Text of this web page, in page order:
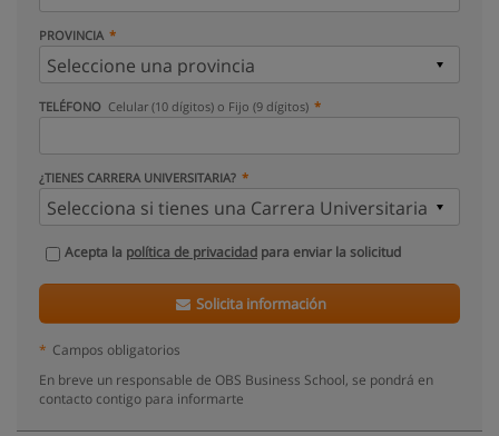
PROVINCIA
TELÉFONO Celular (10 dígitos) o Fijo (9 dígitos)
¿TIENES CARRERA UNIVERSITARIA?
Acepta la política de privacidad para enviar la solicitud
Solicita información
* Campos obligatorios
En breve un responsable de OBS Business School, se pondrá en
contacto contigo para informarte